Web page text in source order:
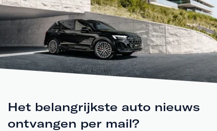
Het belangrijkste auto nieuws
ontvangen per mail?